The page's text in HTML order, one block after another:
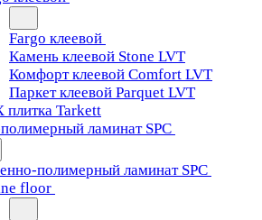
Fargo клеевой
Камень клеевой Stone LVT
Комфорт клеевой Comfort LVT
Паркет клеевой Parquet LVT
Tarkett
ламинат SPC
полимерный ламинат SPC
floor